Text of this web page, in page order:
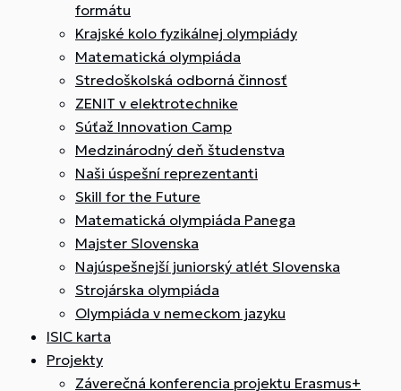
formátu
Krajské kolo fyzikálnej olympiády
Matematická olympiáda
Stredoškolská odborná činnosť
ZENIT v elektrotechnike
Súťaž Innovation Camp
Medzinárodný deň študenstva
Naši úspešní reprezentanti
Skill for the Future
Matematická olympiáda Panega
Majster Slovenska
Najúspešnejší juniorský atlét Slovenska
Strojárska olympiáda
Olympiáda v nemeckom jazyku
ISIC karta
Projekty
Záverečná konferencia projektu Erasmus+